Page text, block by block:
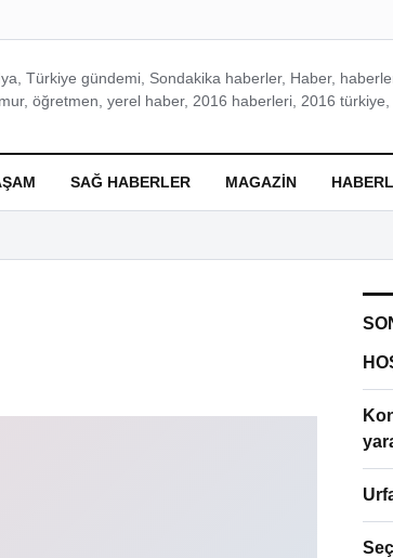
Türkiye gündemi, Sondakika haberler, Haber,
öğretmen, yerel haber, 2016 haberleri, 2016 türkiye,
SAĞ HABERLER MAGAZIN